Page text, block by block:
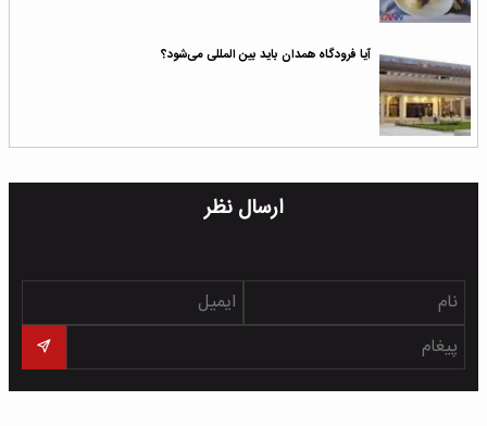
آیا فرودگاه همدان باید بین المللی می‌شود؟
ارسال نظر